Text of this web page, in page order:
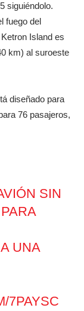
siguiéndolo.
fuego del
Island es
km) al suroeste
diseñado para
76 pasajeros,
SIN
UNA
7PAYSC